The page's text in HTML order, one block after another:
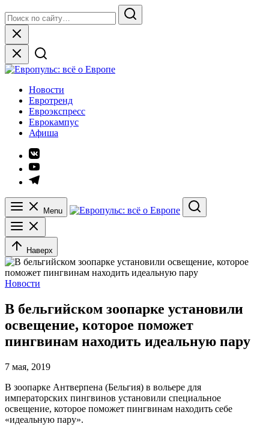
to
content
for:
Search
Close
Европульс: всё о Европе
Новости
Евротренд
Евроэкспресс
Еврокампус
Афиша
Элемент
меню
Элемент
меню
Элемент
Menu
Search
Наверх
Новости
В бельгийском зоопарке установили
освещение, которое поможет
пингвинам находить идеальную пару
7 мая, 2019
В зоопарке Антверпена (Бельгия) в вольере для
императорских пингвинов установили специальное
освещение, которое поможет пингвинам находить себе
«идеальную пару».